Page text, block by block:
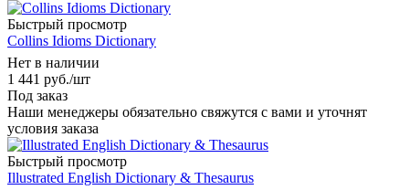
Быстрый просмотр
Collins Idioms Dictionary
Нет в наличии
1 441 руб./шт
Под заказ
Наши менеджеры обязательно свяжутся с вами и уточнят
условия заказа
Быстрый просмотр
Illustrated English Dictionary & Thesaurus